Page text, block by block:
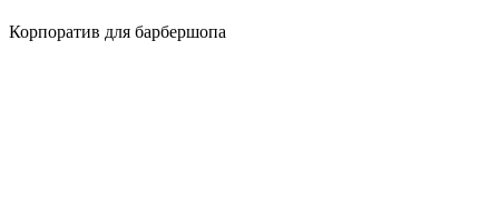
Корпоратив для барбершопа